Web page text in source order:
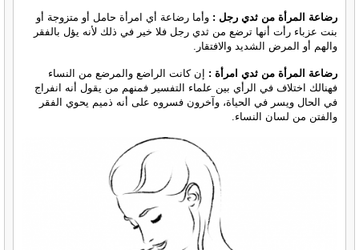
رضاعة المرأة من ثدي رجل : وأما رضاعة أي امرأة حامل أو متزوجة أو
بنت عزباء رأت أنها ترضع من ثدي رجل فلا خير في ذلك لأنه يؤل بالفقر
والهم أو المرض الشديد والافتقار.
رضاعة المرأة من ثدي امرأة : إن كانت الراضع والمرضع من النساء
فهنالك اختلاف في الرأي بين علماء التفسير فمنهم من يقول أنه انفراج
في الحال ويسر في الحياة، وآخرون فسروه على أنه ذميم يحوي الفقر
والفتن من لسان النساء.